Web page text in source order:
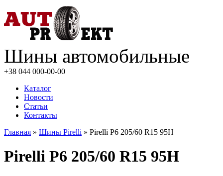
Шины автомобильные
+38 044 000-00-00
Каталог
Новости
Статьи
Контакты
Главная » Шины Pirelli » Pirelli P6 205/60 R15 95H
Pirelli P6 205/60 R15 95H